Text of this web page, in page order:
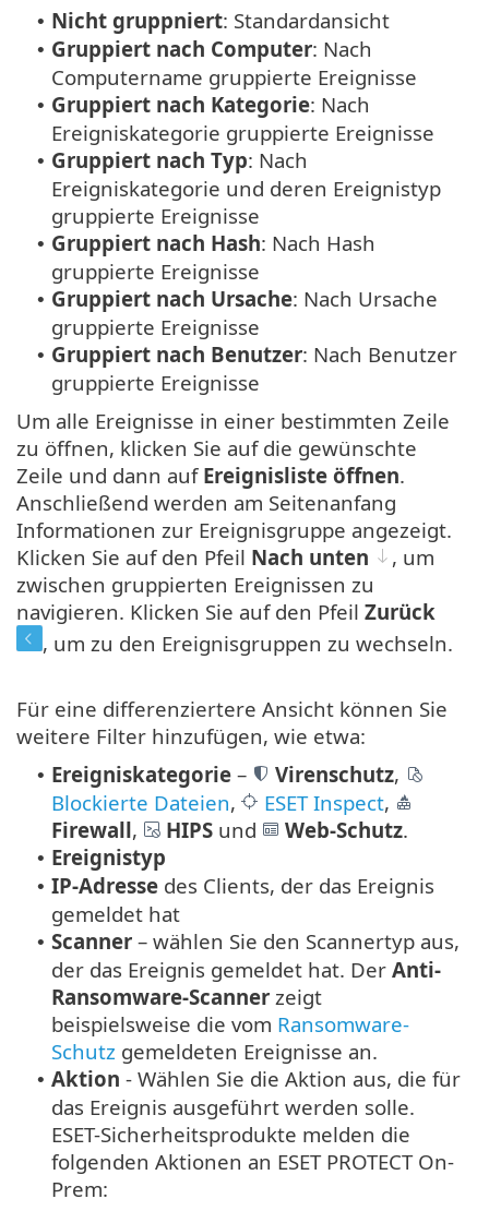
• Nicht gruppniert: Standardansicht
• Gruppiert nach Computer: Nach
Computername gruppierte Ereignisse
• Gruppiert nach Kategorie: Nach
Ereigniskategorie gruppierte Ereignisse
• Gruppiert nach Typ: Nach
Ereigniskategorie und deren Ereignistyp
gruppierte Ereignisse
• Gruppiert nach Hash: Nach Hash
gruppierte Ereignisse
• Gruppiert nach Ursache: Nach Ursache
gruppierte Ereignisse
• Gruppiert nach Benutzer: Nach Benutzer
gruppierte Ereignisse
Um alle Ereignisse in einer bestimmten Zeile
zu öffnen, klicken Sie auf die gewünschte
Zeile und dann auf Ereignisliste öffnen.
Anschließend werden am Seitenanfang
Informationen zur Ereignisgruppe angezeigt.
Klicken Sie auf den Pfeil Nach unten
, um
zwischen gruppierten Ereignissen zu
navigieren. Klicken Sie auf den Pfeil Zurück
, um zu den Ereignisgruppen zu wechseln.
Für eine differenziertere Ansicht können Sie
weitere Filter hinzufügen, wie etwa:
• Ereigniskategorie – Virenschutz,
Blockierte Dateien, ESET Inspect,
Firewall, HIPS und Web-Schutz.
• Ereignistyp
• IP-Adresse des Clients, der das Ereignis
gemeldet hat
• Scanner – wählen Sie den Scannertyp aus,
der das Ereignis gemeldet hat. Der Anti-
Ransomware-Scanner zeigt
beispielsweise die vom Ransomware-
Schutz gemeldeten Ereignisse an.
• Aktion - Wählen Sie die Aktion aus, die für
das Ereignis ausgeführt werden solle.
ESET-Sicherheitsprodukte melden die
folgenden Aktionen an ESET PROTECT On-
Prem: